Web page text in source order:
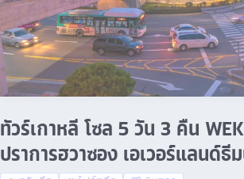
ทัวร์เกาหลี โซล 5 วัน 3 คืน
ปราการฮวาซอง เอเวอร์แลนด์